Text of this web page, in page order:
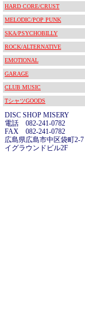
HARD CORE/CRUST
MELODIC/POP PUNK
SKA/PSYCHOBILLY
ROCK/ALTERNATIVE
EMOTIONAL
GARAGE
CLUB MUSIC
TシャツGOODS
DISC SHOP MISERY
電話 082-241-0782
FAX 082-241-0782
広島県広島市中区袋町2-7
イグラウンドビル2F